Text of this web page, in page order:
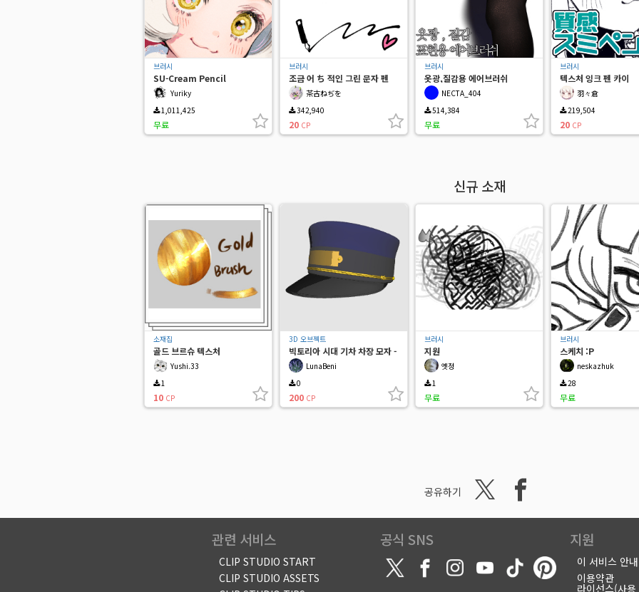
브러시
SU-Cream Pencil
Yuriky
1,011,425
무료
브러시
조금 어 ち 적인 그린 문자 펜
茶古ねぢを
342,940
20 CP
브러시
옷광,질감용 에어브러쉬
NECTA_404
514,384
무료
브러시
텍스처 잉크 펜 카이
羽々倉
219,504
20 CP
신규 소재
소재집
골드 브르슈 텍스처
Yushi.33
1
10 CP
3D 오브젝트
빅토리아 시대 기차 차장 모자 -
유색인종LunaBeni
0
200 CP
브러시
지원
옛정
1
무료
브러시
스케치 :P
neskazhuk
28
무료
공유하기
관련 서비스
CLIP STUDIO START
CLIP STUDIO ASSETS
공식 SNS 지원
이 서비스 안내
이용약관
라이선스(사